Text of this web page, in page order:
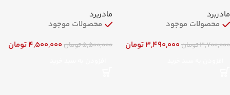
مادربرد
محصولات موجود
3,700,000تومان3,490,000تومان
BTC 12P DDR4
مادربرد
محصولات موجود
5,500,000تومان4,500,000تومان